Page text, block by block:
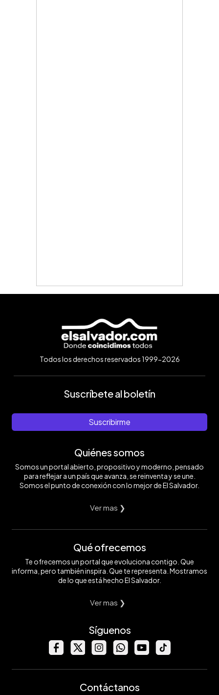
Todos los derechos reservados 1999-2026
Suscríbete al boletín
Suscribirme
Quiénes somos
Somos un portal abierto, propositivo y moderno, pensado
para reflejar a un país que avanza, se reinventa y se une.
Somos el punto de conexión con lo mejor de El Salvador.
Ver mas ❯
Qué ofrecemos
Te ofrecemos un portal que evoluciona contigo. Que
informa, pero también inspira. Que te representa. Mostramos
de lo que está hecho El Salvador.
Ver mas ❯
Síguenos
Contáctanos